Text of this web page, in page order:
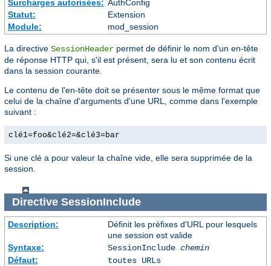
Surcharges autorisées: AuthConfig
Statut:
Extension
Module:
mod_session
La directive SessionHeader permet de définir le nom d'un en-tête
de réponse HTTP qui, s'il est présent, sera lu et son contenu écrit
dans la session courante.
Le contenu de l'en-tête doit se présenter sous le même format que
celui de la chaîne d'arguments d'une URL, comme dans l'exemple
suivant :
clé1=foo&clé2=&clé3=bar
Si une clé a pour valeur la chaîne vide, elle sera supprimée de la
session.
Directive SessionInclude
Description:
Définit les préfixes d'URL pour lesquels
une session est valide
Syntaxe:
SessionInclude chemin
Défaut:
toutes URLs